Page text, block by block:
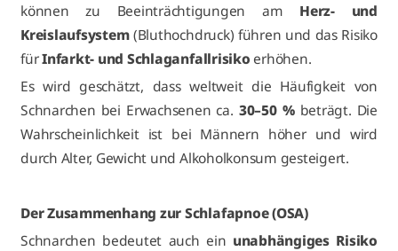
können zu Beeinträchtigungen am Herz- und
Kreislaufsystem(Bluthochdruck) führen und das Risiko
fürInfarkt- und Schlaganfallrisiko erhöhen.
Es wird geschätzt, dass weltweit die Häufigkeit von
Schnarchen bei Erwachsenen ca. 30–50 %beträgt. Die
Wahrscheinlichkeit ist bei Männern höher und wird
durch Alter, Gewicht und Alkoholkonsum gesteigert.
Der Zusammenhang zur Schlafapnoe (OSA)
Schnarchen bedeutet auch ein unabhängiges Risiko